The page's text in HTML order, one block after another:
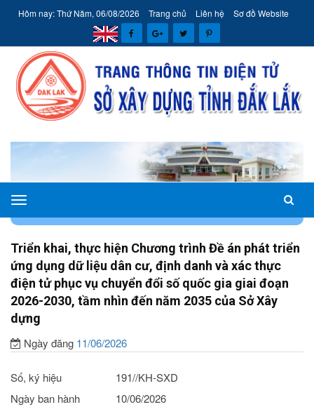
Hôm nay: Thứ Năm, 06/08/2026 Trang chủ Liên hệ Sơ đồ Website
Sở
Xây
tỉnh
Đắk
Lắk
Triển khai, thực hiện Chương trình Đề án phát triển
ứng dụng dữ liệu dân cư, định danh và xác thực
điện tử phục vụ chuyển đổi số quốc gia giai đoạn
2026-2030, tầm nhìn đến năm 2035 của Sở Xây
dựng
Ngày đăng 11/06/2026
Số, ký hiệu
191//KH-SXD
Ngày ban hành
10/06/2026